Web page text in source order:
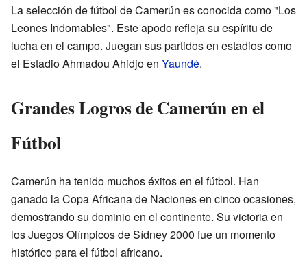
La selección de fútbol de Camerún es conocida como "Los
Leones Indomables". Este apodo refleja su espíritu de
lucha en el campo. Juegan sus partidos en estadios como
el Estadio Ahmadou Ahidjo en Yaundé.
Grandes Logros de Camerún en el
Fútbol
Camerún ha tenido muchos éxitos en el fútbol. Han
ganado la Copa Africana de Naciones en cinco ocasiones,
demostrando su dominio en el continente. Su victoria en
los Juegos Olímpicos de Sídney 2000 fue un momento
histórico para el fútbol africano.